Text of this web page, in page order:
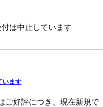
は中止しています
います
ご好評につき、現在新規で